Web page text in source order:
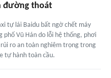
đường thoát
tự lái Baidu bất ngờ chết máy
phố Vũ Hán do lỗi hệ thống, phơi
rủi ro an toàn nghiêm trọng trong
tự hành toàn cầu.